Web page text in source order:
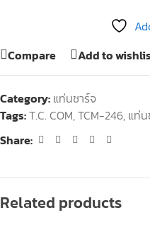
Compare
Add to
Category: แท่นชาร์จ
Tags:T.C. COM,TCM-246, แท่
Share:
Related products